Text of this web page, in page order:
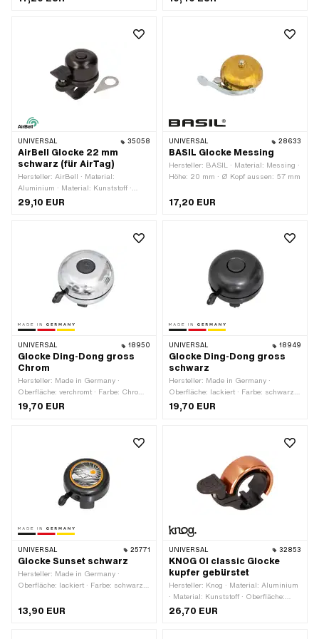
UNIVERSAL 35058
AirBell Glocke 22 mm
schwarz (für AirTag)
Hersteller: AirBell · Material:
Aluminium · Material: Kunststoff ·
Oberfläche: lackiert · Farbe: schwarz ·
Klemmdurchmesser: 22 mm · Höhe: 31
29,10 EUR
UNIVERSAL 28633
BASIL Glocke Messing
Hersteller: BASIL · Material: Messing ·
Höhe: 20 mm · Ø Kopf aussen: 57 mm
17,20 EUR
UNIVERSAL 18950
Glocke Ding-Dong gross
Chrom
Hersteller: Made in Germany ·
Oberfläche: verchromt · Farbe: Chrom ·
Höhe: 51 mm · Ø Kopf aussen: 80 mm
19,70 EUR
UNIVERSAL 18949
Glocke Ding-Dong gross
schwarz
Hersteller: Made in Germany ·
Oberfläche: lackiert · Farbe: schwarz ·
Höhe: 51 mm · Ø Kopf aussen: 80 mm
19,70 EUR
UNIVERSAL 25771
Glocke Sunset schwarz
Hersteller: Made in Germany ·
Oberfläche: lackiert · Farbe: schwarz ·
13,90 EUR
UNIVERSAL 32853
KNOG OI classic Glocke
kupfer gebürstet
Hersteller: Knog · Material: Aluminium
· Material: Kunststoff · Oberfläche:
eloxiert · Farbe: kupferfarben · Breite:
15 mm · Ø Kopf aussen: 37.7 mm ·
26,70 EUR